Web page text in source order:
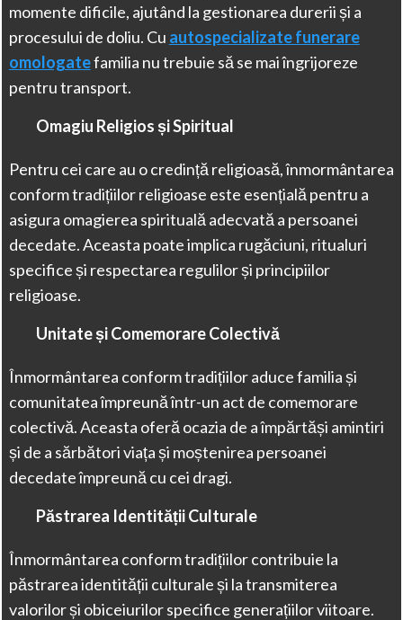
momente dificile, ajutând la gestionarea durerii și a
procesului de doliu. Cu autospecializate funerare
omologatefamilia nu trebuie să se mai îngrijoreze
pentru transport.
Omagiu Religios și Spiritual
Pentru cei care au o credință religioasă, înmormântarea
conform tradițiilor religioase este esențială pentru a
asigura omagierea spirituală adecvată a persoanei
decedate. Aceasta poate implica rugăciuni, ritualuri
specifice și respectarea regulilor și principiilor
religioase.
Unitate și Comemorare Colectivă
Înmormântarea conform tradițiilor aduce familia și
comunitatea împreună într-un act de comemorare
colectivă. Aceasta oferă ocazia de a împărtăși amintiri
și de a sărbători viața și moștenirea persoanei
decedate împreună cu cei dragi.
Păstrarea Identității Culturale
Înmormântarea conform tradițiilor contribuie la
păstrarea identității culturale și la transmiterea
valorilor și obiceiurilor specifice generațiilor viitoare.